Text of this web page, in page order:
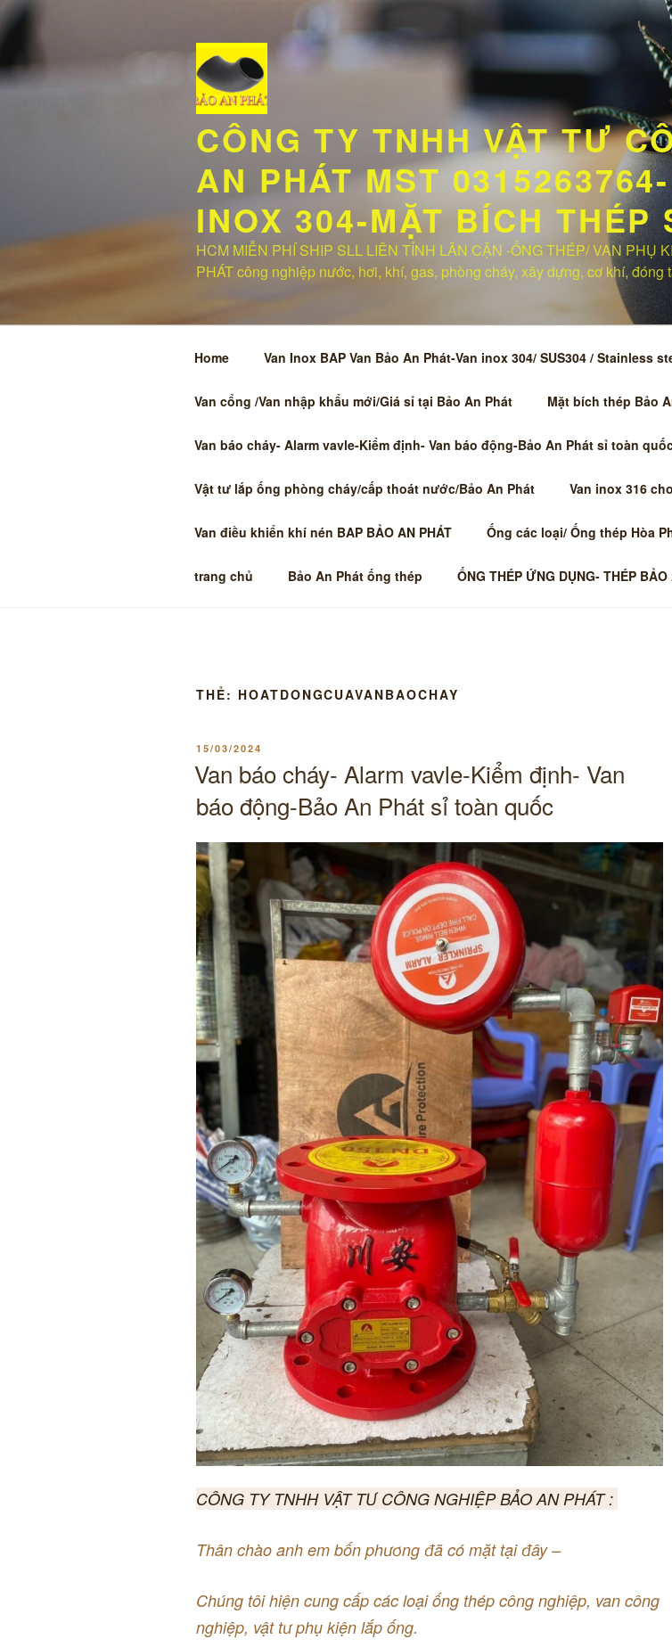
Chuyển
đến
nội
CÔNG TY TNHH VẬT TƯ
AN PHÁT MST
INOX 304-MẶT BÍCH THÉP
HCM MIỄN PHÍ SHIP SLL LIÊN TỈNH LÂN CẬN -ỐNG THÉP/ VAN PHỤ
PHÁT công nghiệp nước, hơi, khí, gas, phòng cháy, xây dựng, cơ khí,
Home Van Inox BAP Van Bảo An Phát-Van inox 304/ SUS304 / Stainless
Van cổng /Van nhập khẩu mới/Giá sỉ tại Bảo An Phát Mặt bích thép Bảo
Van báo cháy- Alarm vavle-Kiểm định- Van báo động-Bảo An Phát sỉ toàn
Vật tư lắp ống phòng cháy/cấp thoát nước/Bảo An Phát Van inox 316
Van điều khiển khí nén BAP BẢO AN PHÁT Ống các loại/ Ống thép Hòa
trang chủ Bảo An Phát ống thép ỐNG THÉP ỨNG DỤNG- THÉP BẢO
THẺ: HOATDONGCUAVANBAOCHAY
ĐĂNG
15/03/2024
Van báo cháy- Alarm vavle-Kiểm định- Van
báo động-Bảo An Phát sỉ toàn quốc
CÔNG TY TNHH VẬT TƯ CÔNG NGHIỆP BẢO AN PHÁT :
Thân chào anh em bốn phương đã có mặt tại đây –
Chúng tôi hiện cung cấp các loại ống thép công nghiệp, van công
nghiệp, vật tư phụ kiện lắp ống.